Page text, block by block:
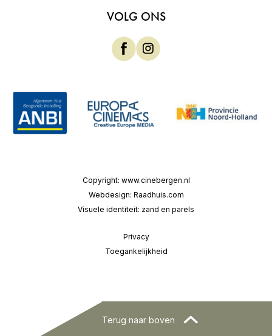
VOLG ONS
Copyright: www.cinebergen.nl
Webdesign: Raadhuis.com
Visuele identiteit: zand en parels
Privacy
Toegankelijkheid
Terug naar boven